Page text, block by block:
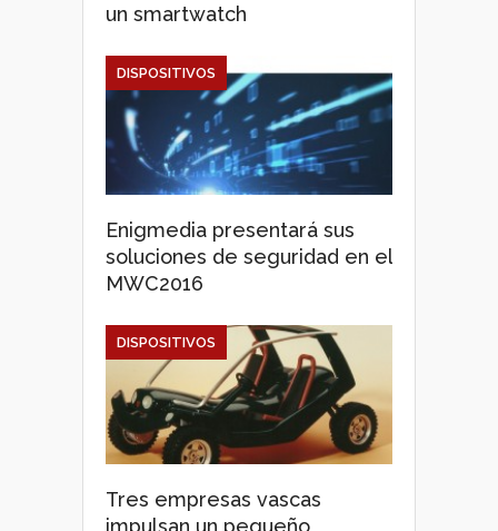
un smartwatch
Enigmedia presentará sus
soluciones de seguridad en el
MWC2016
DISPOSITIVOS
Tres empresas vascas
impulsan un pequeño
DISPOSITIVOS